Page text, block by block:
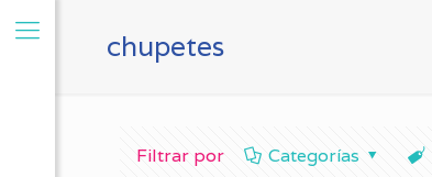
chupetes
Filtrar por Categorías